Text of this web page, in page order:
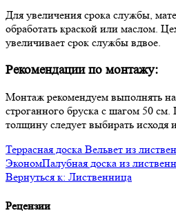
Для увеличения срока службы,
обработать краской или маслом.
увеличивает срок службы вдвое.
Рекомендации по монтажу:
Монтаж рекомендуем выполнять
строганного бруска с шагом 50
толщину следует выбирать исходя
Террасная доска Вельвет из
ЭкономПалубная доска из
Вернуться к: Лиственница
Рецензии